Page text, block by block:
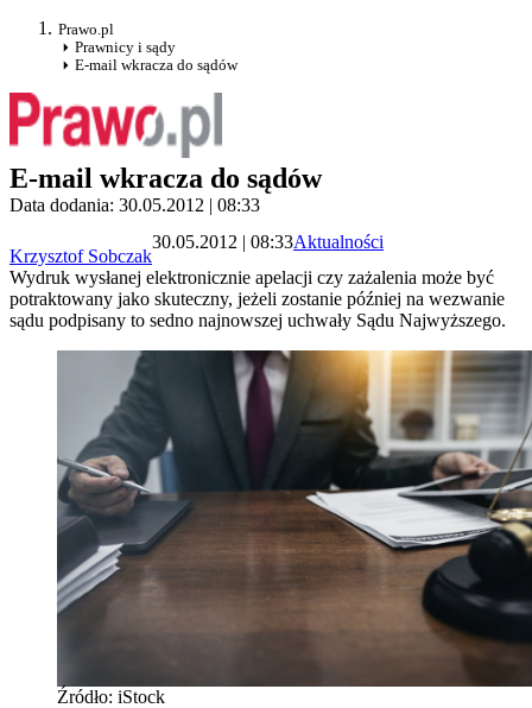
Prawo.pl
Prawnicy i sądy
E-mail wkracza do sądów
E-mail wkracza do sądów
Data dodania: 30.05.2012 | 08:33
Krzysztof Sobczak
30.05.2012 | 08:33Aktualności
Wydruk wysłanej elektronicznie apelacji czy zażalenia może być
potraktowany jako skuteczny, jeżeli zostanie później na wezwanie
sądu podpisany to sedno najnowszej uchwały Sądu Najwyższego.
Źródło: iStock